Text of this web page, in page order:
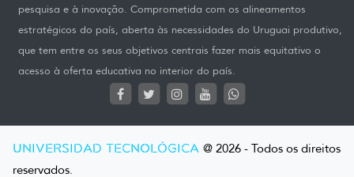
pesquisa e à inovação. Comprometida com os alineamentos
estratégicos do país, aberta às necessidades do Uruguai produtivo,
que tem entre os seus objetivos centrais fazer mais equitativo o
acesso à oferta educativa no interior do país.
UNIVERSIDAD TECNOLÓGICA @ 2026 - Todos os direitos
reservados.